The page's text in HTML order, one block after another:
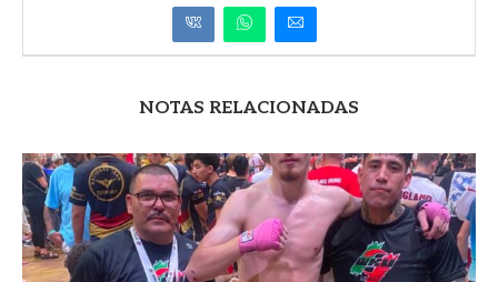
NOTAS RELACIONADAS